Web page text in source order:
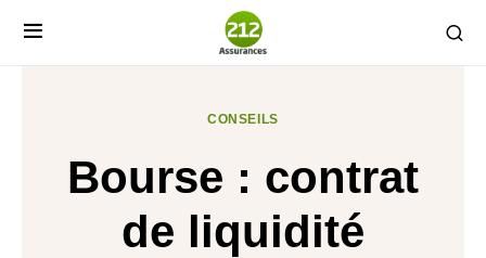
CONSEILS
Bourse : contrat
de liquidité